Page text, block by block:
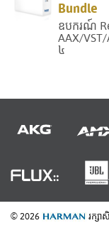
Bundle
ឧបករណ៍
AAX/
៤
© 2026 រក្ស